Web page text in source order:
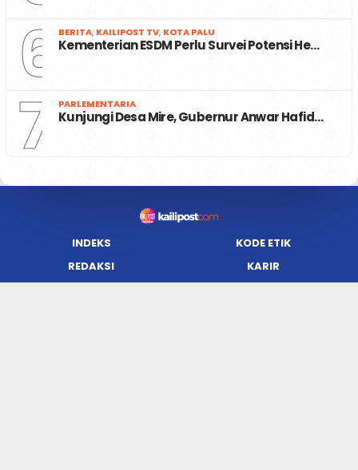
6 BERITA, KAILIPOST TV, KOTA PALU
Kementerian ESDM Perlu Survei Potensi He…
7 PARLEMENTARIA
Kunjungi Desa Mire, Gubernur Anwar Hafid…
INDEKS
KODE ETIK
REDAKSI
KARIR